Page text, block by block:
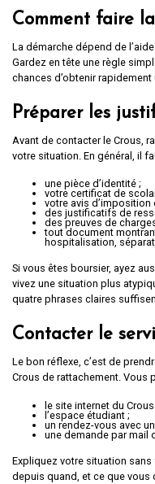
Comment faire
La démarche dépend de
Gardez en tête une règle
chances d’obtenir rapidement
Préparer les
Avant de contacter le Crous,
votre situation. En général, il
une pièce d’identité ;
votre certificat de
votre avis d’imposition
des justificatifs de
des preuves de
tout document
hospitalisation,
Si vous êtes boursier, ayez
vivez une situation plus
quatre phrases claires
Contacter le
Le bon réflexe, c’est de
Crous de rattachement. Vous
le site internet du Crous
l’espace étudiant ;
un rendez-vous avec
une demande par mail
Expliquez votre situation
depuis quand, et ce que